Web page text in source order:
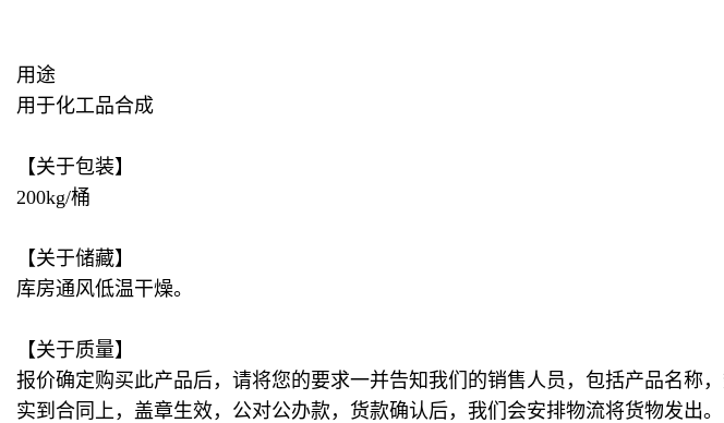
用途
用于化工品合成
【关于包装】
200kg/桶
【关于储藏】
库房通风低温干燥。
【关于质量】
报价确定购买此产品后，请将您的要求一并告知我们的销售人员，包括产品名称
实到合同上，盖章生效，公对公办款，货款确认后，我们会安排物流将货物发出。